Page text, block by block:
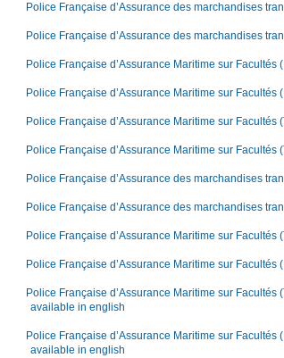
Police Française d’Assurance des marchandises
Police Française d’Assurance des marchandises
Police Française d’Assurance Maritime sur
Police Française d’Assurance Maritime sur
Police Française d’Assurance Maritime sur
Police Française d’Assurance Maritime sur
Police Française d’Assurance des marchandises
Police Française d’Assurance des marchandises
Police Française d’Assurance Maritime sur
Police Française d’Assurance Maritime sur
Police Française d’Assurance Maritime sur
available in english
Police Française d’Assurance Maritime sur
available in english